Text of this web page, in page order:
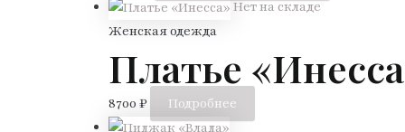
можно
странице
товар
вариаций.
Нет на складе
Женская одежда
Платье
8700 ₽ Подробнее